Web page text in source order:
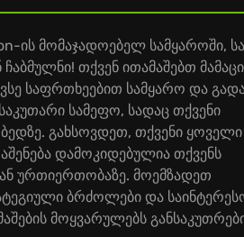
ის მომაჯადოებელ სამყაროში,
თქვენ ითამაშებთ მამაცი
საფრთხეებით სამყარო და
სამეფო, სადაც თქვენი
გახსოვდეთ, თქვენი ყოველი
დამოკიდებულია თქვენს
ურთიერთობაზე. მოემზადეთ
ბრძოლები და
მოყვარულებს